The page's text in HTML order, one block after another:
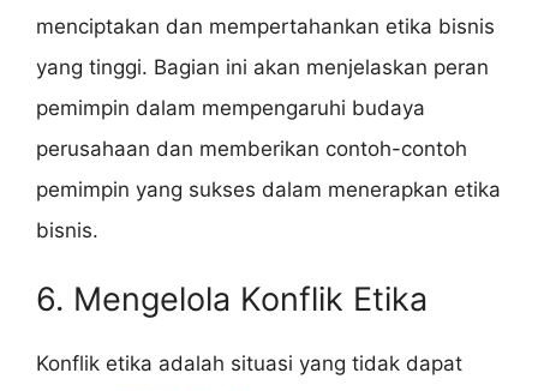
menciptakan dan mempertahankan etika bisnis
yang tinggi. Bagian ini akan menjelaskan peran
pemimpin dalam mempengaruhi budaya
perusahaan dan memberikan contoh-contoh
pemimpin yang sukses dalam menerapkan etika
bisnis.
6. Mengelola Konflik Etika
Konflik etika adalah situasi yang tidak dapat